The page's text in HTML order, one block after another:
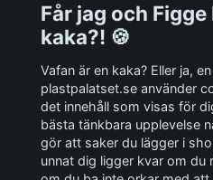
Andra viktiga länkar:
Sociala medier
Får jag och
kaka?! 🍪
Vafan är en kaka? Eller ja,
plastpalatset.se använder
det innehåll som visas för
bästa tänkbara upplevelse
gör att saker du lägger i
unnat dig ligger kvar om du